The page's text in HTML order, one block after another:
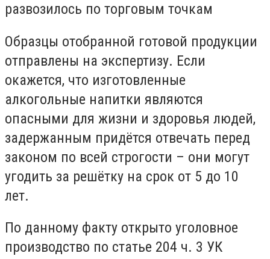
развозилось по торговым точкам
Образцы отобранной готовой продукции
отправлены на экспертизу. Если
окажется, что изготовленные
алкогольные напитки являются
опасными для жизни и здоровья людей,
задержанным придётся отвечать перед
законом по всей строгости – они могут
угодить за решётку на срок от 5 до 10
лет.
По данному факту открыто уголовное
производство по статье 204 ч. 3 УК